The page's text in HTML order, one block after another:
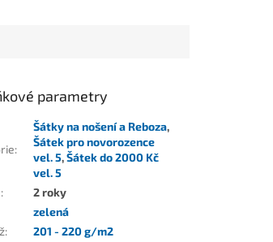
parametry
:
Šátky na nošení a Reboza,
Šátek pro novorozence
vel. 5,Šátek do 2000 Kč
vel. 5
:
2 roky
zelená
:
201 - 220 g/m2